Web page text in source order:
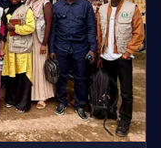
les VBG:
renouvelé des
les VBG: La FMG